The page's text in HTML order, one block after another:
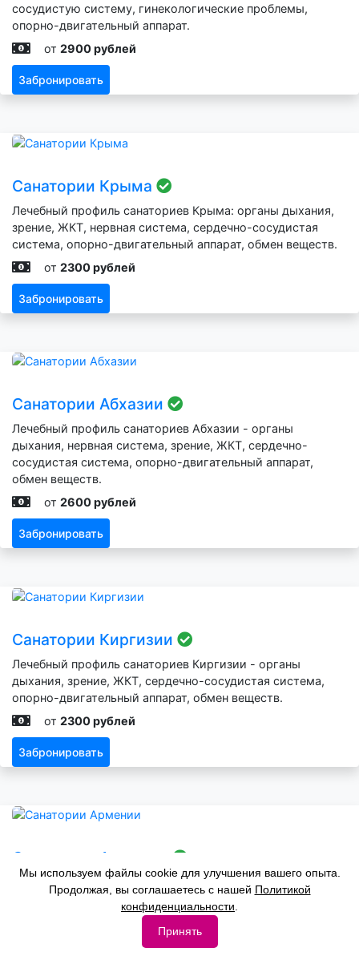
сосудистую систему, гинекологические проблемы,
опорно-двигательный аппарат.
от 2900 рублей
Забронировать
Санатории Крыма
Лечебный профиль санаториев Крыма: органы дыхания,
зрение, ЖКТ, нервная система, сердечно-сосудистая
система, опорно-двигательный аппарат, обмен веществ.
от 2300 рублей
Забронировать
Санатории Абхазии
Лечебный профиль санаториев Абхазии - органы
дыхания, нервная система, зрение, ЖКТ, сердечно-
сосудистая система, опорно-двигательный аппарат,
обмен веществ.
от 2600 рублей
Забронировать
Санатории Киргизии
Лечебный профиль санаториев Киргизии - органы
дыхания, зрение, ЖКТ, сердечно-сосудистая система,
опорно-двигательный аппарат, обмен веществ.
от 2300 рублей
Забронировать
Санатории Армении
Лечебный профиль санаториев Армении - органы
дыхания, зрение, нервная система, ЖКТ, сердечно-
сосудистая система, опорно-двигательный аппарат,
Мы используем файлы cookie для улучшения вашего опыта.
Продолжая, вы соглашаетесь с нашей Политикой
конфиденциальности
Принять